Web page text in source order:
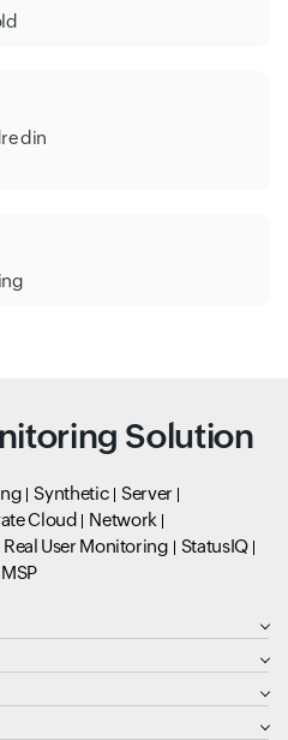
din
Solution
Synthetic
Server
Cloud
Network
Real User Monitoring
StatusIQ
MSP